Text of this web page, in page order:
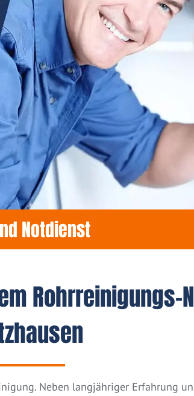
Notdienst
Rohrreinigungs-
Neben langjähriger Erfahrung